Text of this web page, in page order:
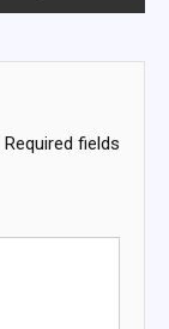
Required fields